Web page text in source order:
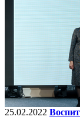
25.02.2022